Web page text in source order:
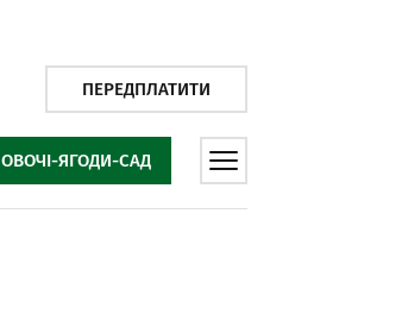
ПЕРЕДПЛАТИТИ
ОВОЧІ-ЯГОДИ-САД